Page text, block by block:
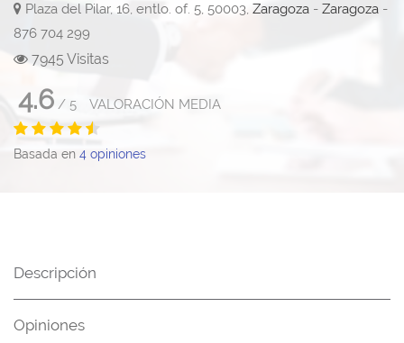
Plaza del Pilar, 16, entlo. of. 5, 50003, Zaragoza - Zaragoza -
876 704 299
7945 Visitas
4.6 / 5 VALORACIÓN MEDIA
Basada en 4 opiniones
Descripción
Opiniones